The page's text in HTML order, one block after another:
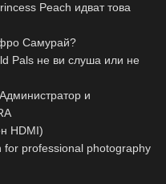
Peach идват това
Самурай?
Pals не ви слуша или не
и
HDMI)
for professional photography